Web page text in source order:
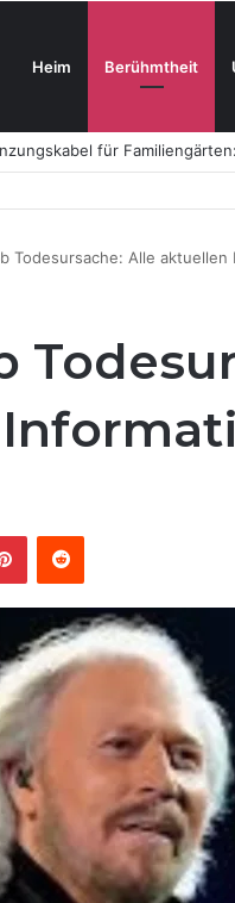
Heim Berühmtheit
Wie SKINTES moderne
Todesursache: Alle aktuellen
PinterestReddit